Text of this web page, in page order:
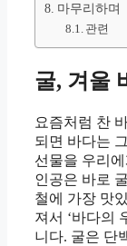
마무리하며
관련
굴, 겨울
요즘처럼 찬
되면 바다는
선물을 우리
인공은 바로
철에 가장 맛
져서 ‘바다의
니다. 굴은 단